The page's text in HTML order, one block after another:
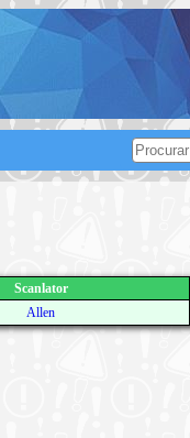
Scanlator
Allen